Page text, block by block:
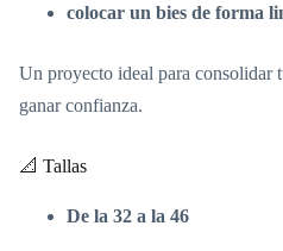
colocar un bies de forma
Un proyecto ideal para consolidar
ganar confianza.
📐 Tallas
De la 32 a la 46